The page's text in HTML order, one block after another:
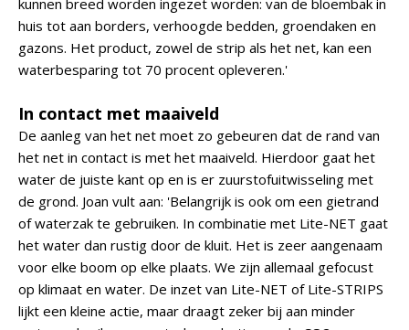
kunnen breed worden ingezet worden: van de bloembak in
huis tot aan borders, verhoogde bedden, groendaken en
gazons. Het product, zowel de strip als het net, kan een
waterbesparing tot 70 procent opleveren.'
In contact met maaiveld
De aanleg van het net moet zo gebeuren dat de rand van
het net in contact is met het maaiveld. Hierdoor gaat het
water de juiste kant op en is er zuurstofuitwisseling met
de grond. Joan vult aan: 'Belangrijk is ook om een gietrand
of waterzak te gebruiken. In combinatie met Lite-NET gaat
het water dan rustig door de kluit. Het is zeer aangenaam
voor elke boom op elke plaats. We zijn allemaal gefocust
op klimaat en water. De inzet van Lite-NET of Lite-STRIPS
lijkt een kleine actie, maar draagt zeker bij aan minder